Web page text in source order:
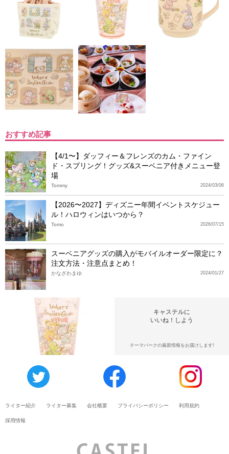
おすすめ記事
【4/1〜】ダッフィー＆フレンズのカム・ファイン
ド・スプリング！グッズ&スーベニア付きメニュー登
場
2024/03/06
Tommy
【2026〜2027】ディズニー年間イベントスケジュー
ル！ハロウィンはいつから？
2026/07/15
Tomo
スーベニアグッズの購入がモバイルオーダー限定に？
注文方法・注意点まとめ！
2024/01/27
かなざわまゆ
キャステルに
いいね！しよう
テーマパークの最新情報をお届けします!
ライター紹介 ライター募集 会社概要 プライバシーポリシー 利用規約
採用情報